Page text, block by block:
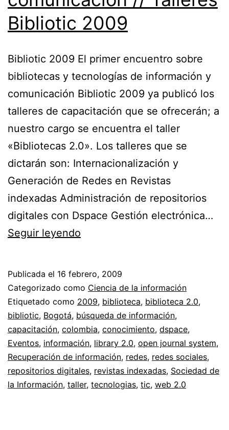
Bibliotic 2009
Bibliotic 2009 El primer encuentro sobre
bibliotecas y tecnologías de información y
comunicación Bibliotic 2009 ya publicó los
talleres de capacitación que se ofrecerán; a
nuestro cargo se encuentra el taller
«Bibliotecas 2.0». Los talleres que se
dictarán son: Internacionalización y
Generación de Redes en Revistas
indexadas Administración de repositorios
digitales con Dspace Gestión electrónica…
Seguir leyendo
bibliotecas
en
tecnologías
de
información
y
comunicación
Publicada el 16 febrero, 2009
Categorizado como Ciencia de la información
Etiquetado como 2009, biblioteca, biblioteca 2.0,
bibliotic, Bogotá, búsqueda de información,
capacitación, colombia, conocimiento, dspace,
Eventos, información, library 2.0, open journal system,
Recuperación de información, redes, redes sociales,
repositorios digitales, revistas indexadas, Sociedad de
la Información, taller, tecnologias, tic, web 2.0